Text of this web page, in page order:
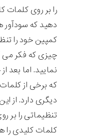
را بر روی
دهید که سودآور
کمپین خود را
چیزی که فکر می
نمایید. اما بعد
که برخی از
دیگری دارد. از
تنظیماتی را بر
کلمات کلیدی را